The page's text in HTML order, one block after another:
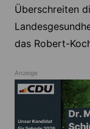
Überschreiten
das Robert-
Anzeige